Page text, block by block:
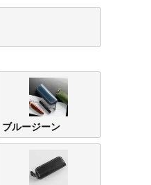
)
ブルージーン